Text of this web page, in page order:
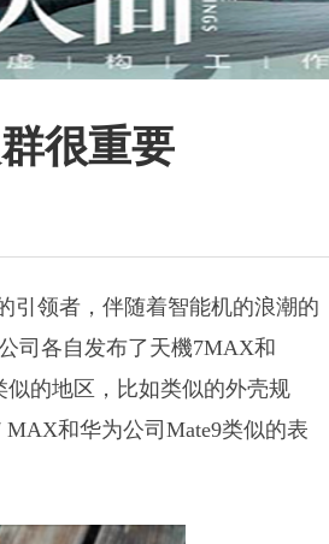
很重要
引领者，伴随着智能机的浪潮的
司各自发布了天機7MAX和
似的地区，比如类似的外壳规
和华为公司Mate9类似的表